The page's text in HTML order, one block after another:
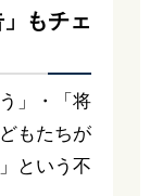
もチェ
」・「将
もたちが
という不